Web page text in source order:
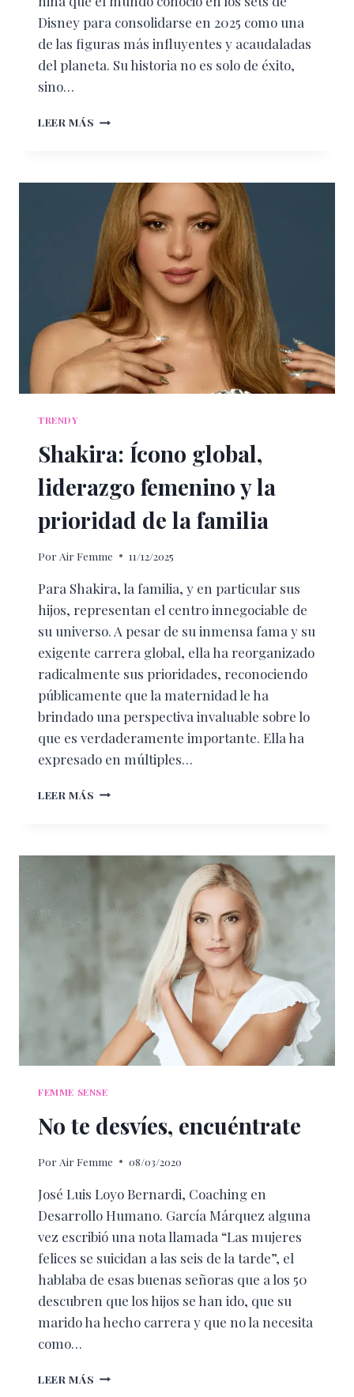
Disney para consolidarse en 2025 como una
de las figuras más influyentes y acaudaladas
del planeta. Su historia no es solo de éxito,
sino…
LEER MÁS DE
DEL
BUSINESS:
LA
METAMORFOSIS
DE
SELENA
GOMEZ
HACIA
EL
EMPODERAMIENTO
TOTAL
TRENDY
Shakira: Ícono global,
liderazgo femenino y la
prioridad de la familia
Por Air Femme 11/12/2025
Para Shakira, la familia, y en particular sus
hijos, representan el centro innegociable de
su universo. A pesar de su inmensa fama y su
exigente carrera global, ella ha reorganizado
radicalmente sus prioridades, reconociendo
públicamente que la maternidad le ha
brindado una perspectiva invaluable sobre lo
que es verdaderamente importante. Ella ha
expresado en múltiples…
LEER MÁS SHAKIRA:
FEMENINO
PRIORIDAD
FAMILIA
FEMME SENSE
No te desvíes, encuéntrate
Por Air Femme 08/03/2020
José Luis Loyo Bernardi, Coaching en
Desarrollo Humano. García Márquez alguna
vez escribió una nota llamada “Las mujeres
felices se suicidan a las seis de la tarde”, el
hablaba de esas buenas señoras que a los 50
descubren que los hijos se han ido, que su
marido ha hecho carrera y que no la necesita
como…
LEER MÁS NO